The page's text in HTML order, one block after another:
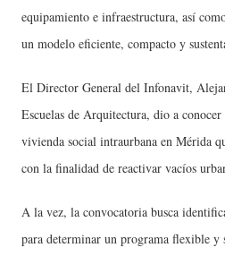
equipamiento e infraestructura, así
un modelo eficiente, compacto y
El Director General del Infonavit,
Escuelas de Arquitectura, dio a
vivienda social intraurbana en Mérida
con la finalidad de reactivar vacíos
A la vez, la convocatoria busca
para determinar un programa flexible y